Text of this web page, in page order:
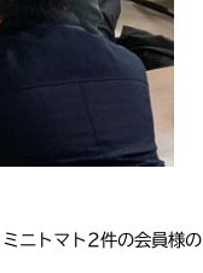
ニトマト2件の会員様の